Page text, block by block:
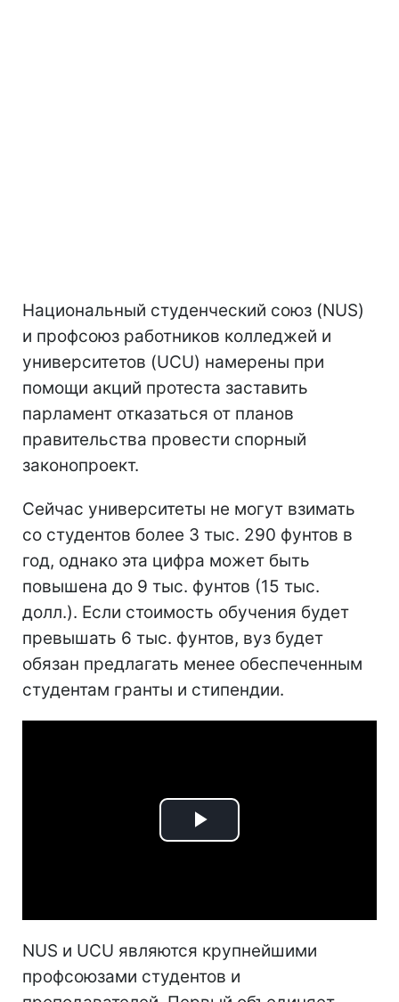
Национальный студенческий союз (NUS)
и профсоюз работников колледжей и
университетов (UCU) намерены при
помощи акций протеста заставить
парламент отказаться от планов
правительства провести спорный
законопроект.
Сейчас университеты не могут взимать
со студентов более 3 тыс. 290 фунтов в
год, однако эта цифра может быть
повышена до 9 тыс. фунтов (15 тыс.
долл.). Если стоимость обучения будет
превышать 6 тыс. фунтов, вуз будет
обязан предлагать менее обеспеченным
студентам гранты и стипендии.
Play
NUS и UCU являются крупнейшими
профсоюзами студентов и